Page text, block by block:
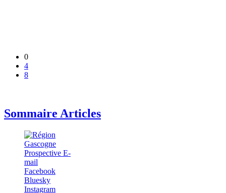
0
4
8
Sommaire Articles